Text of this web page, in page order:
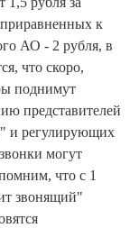
к
АО - 2 рубля, в
что скоро,
поднимут
представителей
и регулирующих
могут
что с 1
звонящий"